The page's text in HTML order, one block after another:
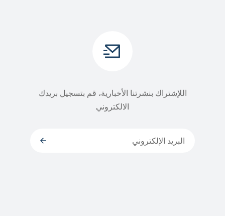
اللإشتراك بنشرتنا الأخبارية، قم بتسجيل بريدك
الالكتروني